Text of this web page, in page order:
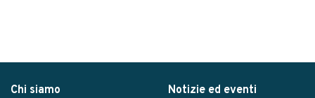
Chi siamo
Notizie ed eventi